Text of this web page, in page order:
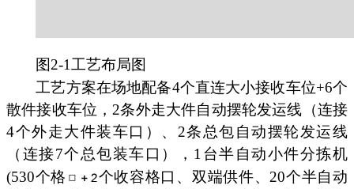
图2-1工艺布局图
工艺方案在场地配备4个直连大小接收车位+6个
散件接收车位，2条外走大件自动摆轮发运线（连接
4个外走大件装车口）、2条总包自动摆轮发运线
（连接7个总包装车口），1台半自动小件分拣机
(530个格
个收容格口、双端供件、20个半自动